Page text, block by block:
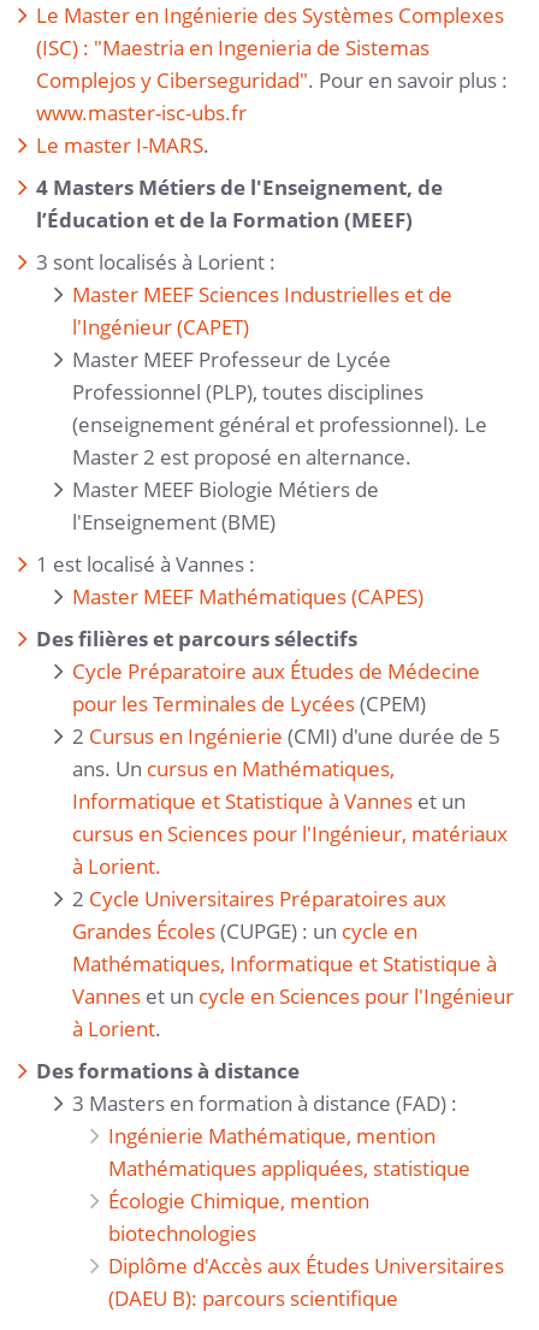
Le Master en Ingénierie des Systèmes Complexes
(ISC) : "Maestria en Ingenieria de Sistemas
Complejos y Ciberseguridad". Pour en savoir plus :
www.master-isc-ubs.fr
Le master I-MARS.
4 Masters Métiers de l'Enseignement, de
l’Éducation et de la Formation (MEEF)
3 sont localisés à Lorient :
Master MEEF Sciences Industrielles et de
l'Ingénieur (CAPET)
Master MEEF Professeur de Lycée
Professionnel (PLP), toutes disciplines
(enseignement général et professionnel). Le
Master 2 est proposé en alternance.
Master MEEF Biologie Métiers de
l'Enseignement (BME)
1 est localisé à Vannes :
Master MEEF Mathématiques (CAPES)
Des filières et parcours sélectifs
Cycle Préparatoire aux Études de Médecine
pour les Terminales de Lycées(CPEM)
2 Cursus en Ingénierie (CMI) d'une durée de 5
ans. Un cursus en Mathématiques,
Informatique et Statistique à Vannes et un
cursus en Sciences pour l'Ingénieur, matériaux
à Lorient.
2 Cycle Universitaires Préparatoires aux
Grandes Écoles(CUPGE) : un cycle en
Mathématiques, Informatique et Statistique à
Vannes et un cycle en Sciences pour l'Ingénieur
à Lorient.
Des formations à distance
3 Masters en formation à distance (FAD) :
Ingénierie Mathématique, mention
Mathématiques appliquées, statistique
Écologie Chimique, mention
biotechnologies
Diplôme d'Accès aux Études Universitaires
(DAEU B): parcours scientifique